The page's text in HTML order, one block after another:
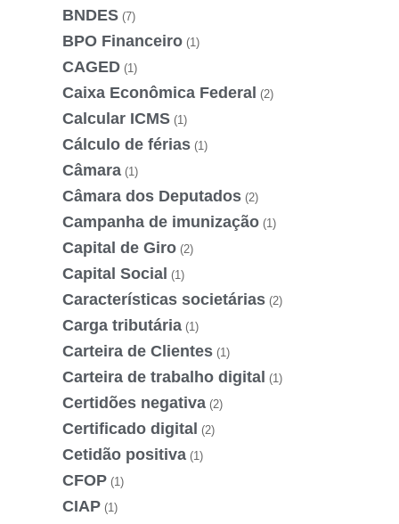
BNDES (7)
BPO Financeiro (1)
CAGED (1)
Caixa Econômica Federal (2)
Calcular ICMS (1)
Cálculo de férias (1)
Câmara (1)
Câmara dos Deputados (2)
Campanha de imunização (1)
Capital de Giro (2)
Capital Social (1)
Características societárias (2)
Carga tributária (1)
Carteira de Clientes (1)
Carteira de trabalho digital (1)
Certidões negativa (2)
Certificado digital (2)
Cetidão positiva (1)
CFOP (1)
CIAP (1)